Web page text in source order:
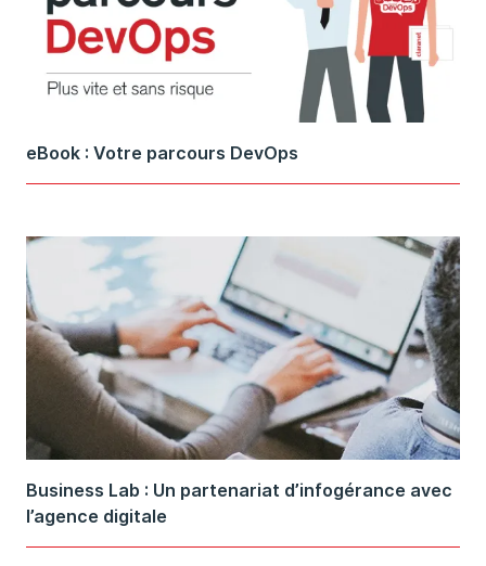
eBook : Votre parcours DevOps
Business Lab : Un partenariat d’infogérance avec
l’agence digitale